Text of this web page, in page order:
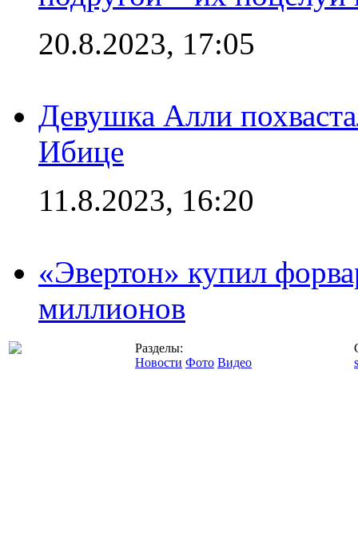
20.8.2023, 17:05
Девушка Алли
Ибице
11.8.2023, 16:20
«Эвертон» купил
миллионов
Разделы:
Новости Фото Видео